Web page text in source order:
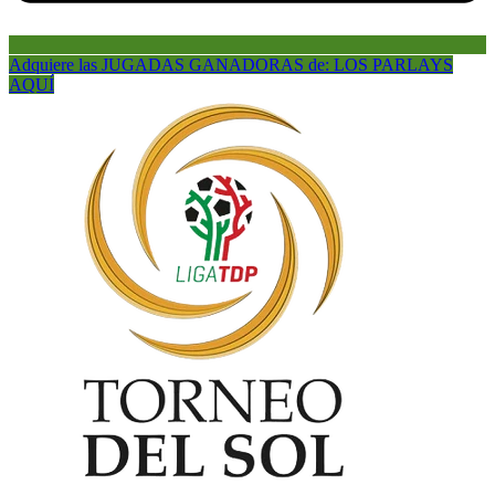
Adquiere las JUGADAS GANADORAS de: LOS PARLAYS
AQUÍ